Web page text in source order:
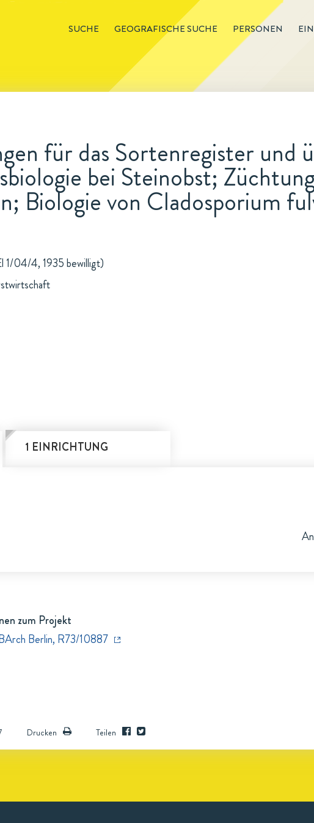
SUCHE GEOGRAFISCHE SUCHE PERSONEN
für das Sortenregister und
bei Steinobst;
Biologie von Cladosporium
1/04/4, 1935 bewilligt)
1 EINRICHTUNG
zum Projekt
Berlin, R73/10887
Drucken Teilen